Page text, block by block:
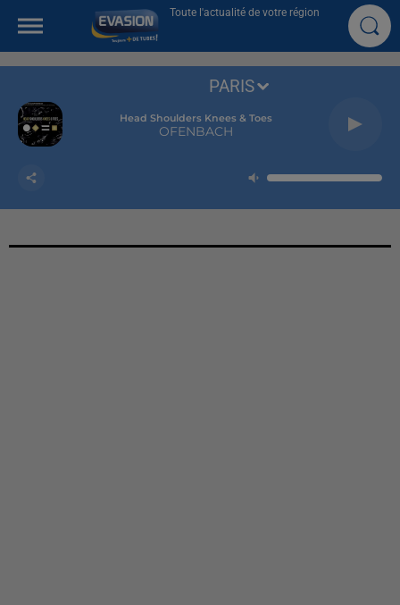
Toute l'actualité de votre région
Head Shoulders Knees & Toes
OFENBACH
PARIS